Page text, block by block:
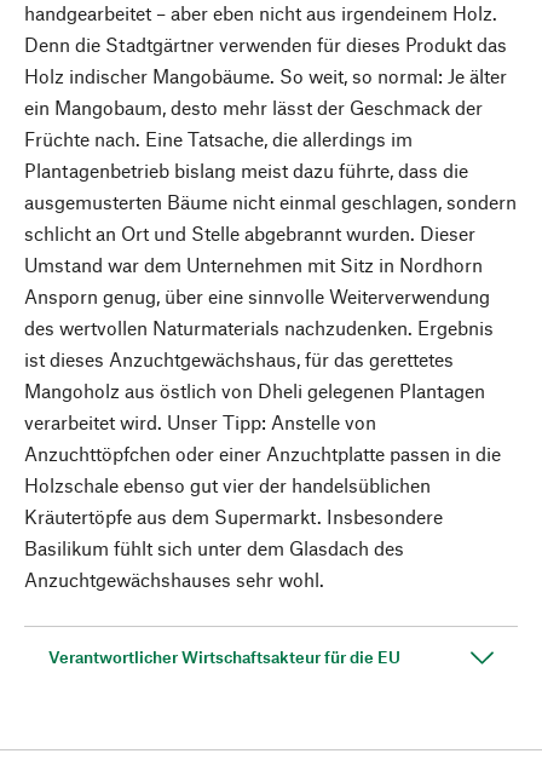
handgearbeitet – aber eben nicht aus irgendeinem Holz.
Denn die Stadtgärtner verwenden für dieses Produkt das
Holz indischer Mangobäume. So weit, so normal: Je älter
ein Mangobaum, desto mehr lässt der Geschmack der
Früchte nach. Eine Tatsache, die allerdings im
Plantagenbetrieb bislang meist dazu führte, dass die
ausgemusterten Bäume nicht einmal geschlagen, sondern
schlicht an Ort und Stelle abgebrannt wurden. Dieser
Umstand war dem Unternehmen mit Sitz in Nordhorn
Ansporn genug, über eine sinnvolle Weiterverwendung
des wertvollen Naturmaterials nachzudenken. Ergebnis
ist dieses Anzuchtgewächshaus, für das gerettetes
Mangoholz aus östlich von Dheli gelegenen Plantagen
verarbeitet wird. Unser Tipp: Anstelle von
Anzuchttöpfchen oder einer Anzuchtplatte passen in die
Holzschale ebenso gut vier der handelsüblichen
Kräutertöpfe aus dem Supermarkt. Insbesondere
Basilikum fühlt sich unter dem Glasdach des
Anzuchtgewächshauses sehr wohl.
Verantwortlicher Wirtschaftsakteur für die EU